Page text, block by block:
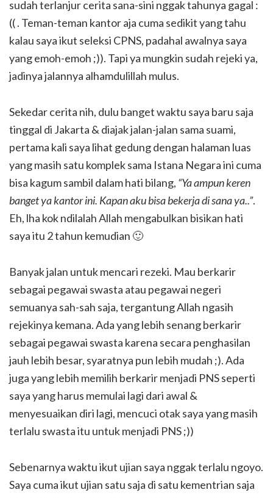
sudah terlanjur cerita sana-sini nggak tahunya gagal :
(( . Teman-teman kantor aja cuma sedikit yang tahu
kalau saya ikut seleksi CPNS, padahal awalnya saya
yang emoh-emoh ;)). Tapi ya mungkin sudah rejeki ya,
jadinya jalannya alhamdulillah mulus.
Sekedar cerita nih, dulu banget waktu saya baru saja
tinggal di Jakarta & diajak jalan-jalan sama suami,
pertama kali saya lihat gedung dengan halaman luas
yang masih satu komplek sama Istana Negara ini cuma
bisa kagum sambil dalam hati bilang, “Ya ampun keren
banget ya kantor ini. Kapan aku bisa bekerja di sana ya..”.
Eh, lha kok ndilalah Allah mengabulkan bisikan hati
saya itu 2 tahun kemudian 🙂
Banyak jalan untuk mencari rezeki. Mau berkarir
sebagai pegawai swasta atau pegawai negeri
semuanya sah-sah saja, tergantung Allah ngasih
rejekinya kemana. Ada yang lebih senang berkarir
sebagai pegawai swasta karena secara penghasilan
jauh lebih besar, syaratnya pun lebih mudah ;). Ada
juga yang lebih memilih berkarir menjadi PNS seperti
saya yang harus memulai lagi dari awal &
menyesuaikan diri lagi, mencuci otak saya yang masih
terlalu swasta itu untuk menjadi PNS ;))
Sebenarnya waktu ikut ujian saya nggak terlalu ngoyo.
Saya cuma ikut ujian satu saja di satu kementrian saja